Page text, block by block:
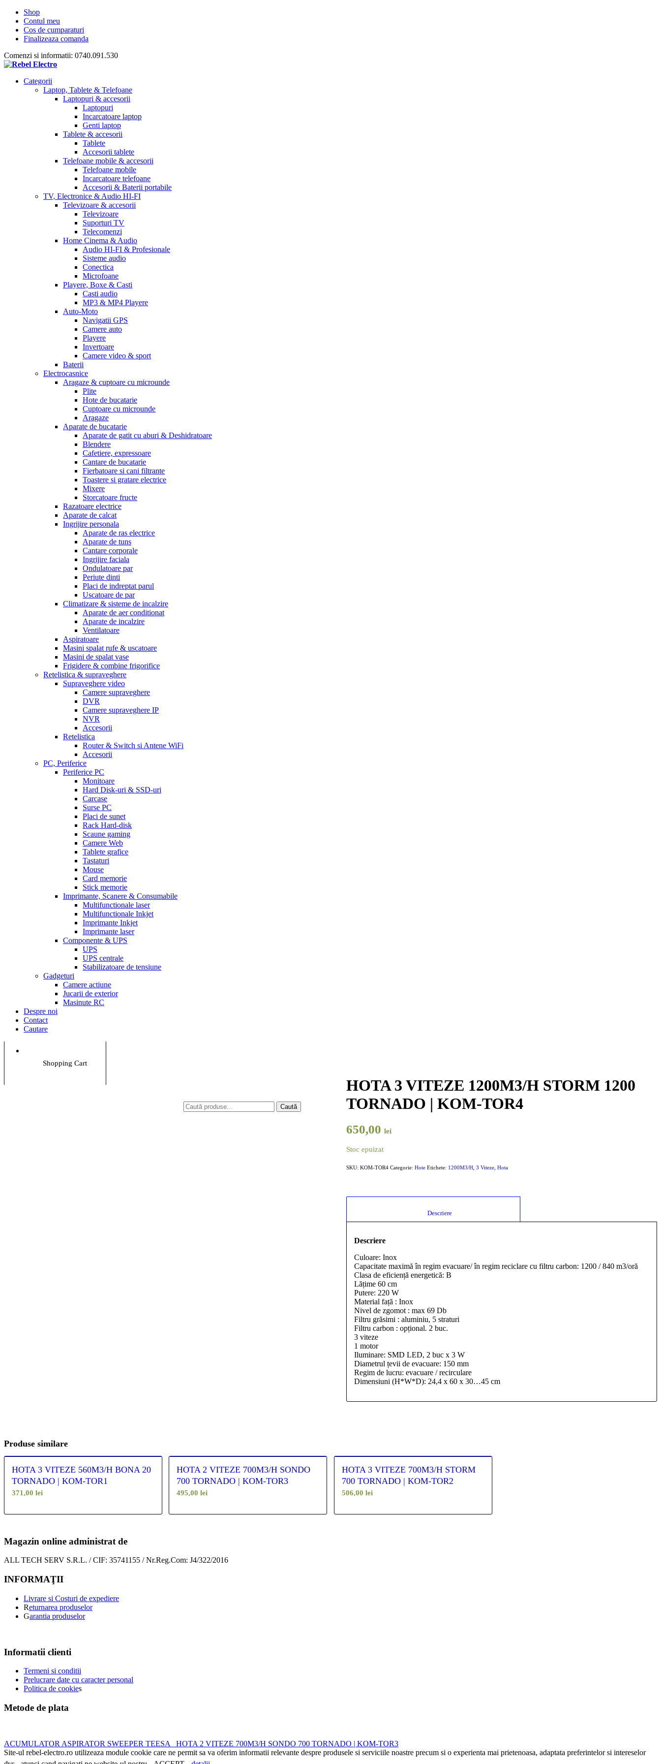
Shop
Contul meu
Cos de cumparaturi
Finalizeaza comanda
Comenzi si informatii: 0740.091.530
Categorii
Laptop, Tablete & Telefoane
Laptopuri & accesorii
Laptopuri
Incarcatoare laptop
Genti laptop
Tablete & accesorii
Tablete
Accesorii tablete
Telefoane mobile & accesorii
Telefoane mobile
Incarcatoare telefoane
Accesorii & Baterii portabile
TV, Electronice & Audio HI-FI
Televizoare & accesorii
Televizoare
Suporturi TV
Telecomenzi
Home Cinema & Audio
Audio HI-FI & Profesionale
Sisteme audio
Conectica
Microfoane
Playere, Boxe & Casti
Casti audio
MP3 & MP4 Playere
Auto-Moto
Navigatii GPS
Camere auto
Playere
Invertoare
Camere video & sport
Baterii
Electrocasnice
Aragaze & cuptoare cu microunde
Plite
Hote de bucatarie
Cuptoare cu microunde
Aragaze
Aparate de bucatarie
Aparate de gatit cu aburi & Deshidratoare
Blendere
Cafetiere, expressoare
Cantare de bucatarie
Fierbatoare si cani filtrante
Toastere si gratare electrice
Mixere
Storcatoare fructe
Razatoare electrice
Aparate de calcat
Ingrijire personala
Aparate de ras electrice
Aparate de tuns
Cantare corporale
Ingrijire faciala
Ondulatoare par
Periute dinti
Placi de indreptat parul
Uscatoare de par
Climatizare & sisteme de incalzire
Aparate de aer conditionat
Aparate de incalzire
Ventilatoare
Aspiratoare
Masini spalat rufe & uscatoare
Masini de spalat vase
Frigidere & combine frigorifice
Retelistica & supraveghere
Supraveghere video
Camere supraveghere
DVR
Camere supraveghere IP
NVR
Accesorii
Retelistica
Router & Switch si Antene WiFi
Accesorii
PC, Periferice
Periferice PC
Monitoare
Hard Disk-uri & SSD-uri
Carcase
Surse PC
Placi de sunet
Rack Hard-disk
Scaune gaming
Camere Web
Tablete grafice
Tastaturi
Mouse
Card memorie
Stick memorie
Imprimante, Scanere & Consumabile
Multifunctionale laser
Multifunctionale Inkjet
Imprimante Inkjet
Imprimante laser
Componente & UPS
UPS
UPS centrale
Stabilizatoare de tensiune
Gadgeturi
Camere actiune
Jucarii de exterior
Masinute RC
Despre noi
Contact
Cautare
Shopping Cart
Caută
HOTA 3 VITEZE 1200M3/H STORM 1200
TORNADO | KOM-TOR4
650,00lei
Stoc epuizat
SKU:KOM-TOR4 Categorie:Hote Etichete: 1200M3/H ,3 Viteze ,Hota
Descriere
Culoare: Inox
Capacitate maximă în regim evacuare/ în regim reciclare cu filtru carbon: 1200 / 840 m3/oră
Clasa de eficiență energetică: B
Lățime 60 cm
Putere: 220 W
Material față : Inox
Nivel de zgomot : max 69 Db
Filtru grăsimi : aluminiu, 5 straturi
Filtru carbon : opțional. 2 buc.
3 viteze
1 motor
Iluminare: SMD LED, 2 buc x 3 W
Diametrul țevii de evacuare: 150 mm
Regim de lucru: evacuare / recirculare
Dimensiuni (H*W*D): 24,4 x 60 x 30…45 cm
Produse similare
HOTA 3 VITEZE 560M3/H BONA 20
TORNADO | KOM-TOR1
371,00 lei
HOTA 2 VITEZE 700M3/H SONDO
700 TORNADO | KOM-TOR3
495,00lei
HOTA 3 VITEZE 700M3/H STORM
700 TORNADO | KOM-TOR2
506,00 lei
Magazin online administrat de
ALL TECH SERV S.R.L. / CIF: 35741155 / Nr.Reg.Com: J4/322/2016
INFORMAŢII
Livrare si Costuri de expediere
Returnarea produselor
Garantia produselor
Informatii clienti
Termeni si conditii
Prelucrare date cu caracter personal
Politica de cookies
Metode de plata
ACUMULATOR ASPIRATOR SWEEPER TEESA
HOTA 2 VITEZE 700M3/H SONDO 700 TORNADO | KOM-TOR3
Site-ul rebel-electro.ro utilizeaza module cookie care ne permit sa va oferim informatii relevante despre produsele si serviciile noastre precum si o experienta mai prietenoasa, adaptata preferintelor si intereselor